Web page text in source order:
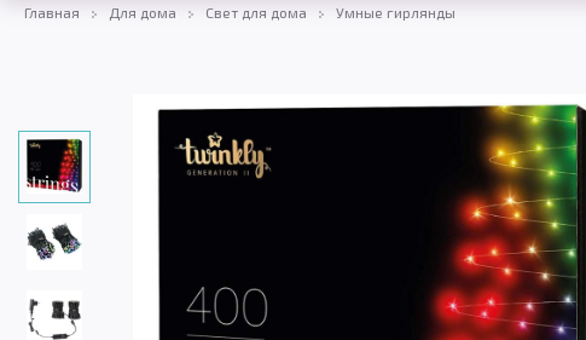
Главная Для дома Свет для дома Умные гирлянды